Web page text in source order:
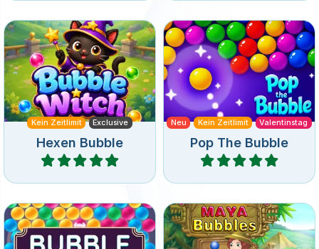
Kein Zeitlimit Exclusive
Hexen Bubble
Hilf der Hexe in diesem
Bubble Shooter Spiel und
rette die Tiere.
Spiele
Neu Kein Zeitlimit Valentinstag
Pop The Bubble
Ein Endlosspiel voller Spaß
mit Bubble Pop.
Spiele
nach oben in diesem
lustigen Bubble Shooter
Spiel.
Entferne alle Kugeln rund
um die Schlüssellöcher in
120 Levels.